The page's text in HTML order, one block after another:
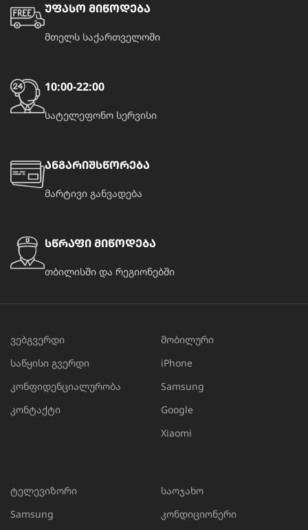
უფასო მიწოდება
მთელს საქართველოში
10:00-22:00
სატელეფონო სერვისი
ანგარიშსწორება
მარტივი განვადება
სწრაფი მიწოდება
თბილისში და რეგიონებში
ვებგვერდი
საწყისი გვერდი
კონფიდენციალურობა
კონტაქტი
მობილური
iPhone
Samsung
Google
Xiaomi
ტელევიზორი
Samsung
საოჯახო
კონდიციონერი